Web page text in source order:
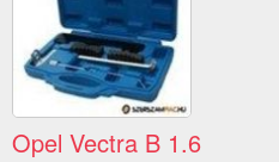
Opel Vectra B 1.6